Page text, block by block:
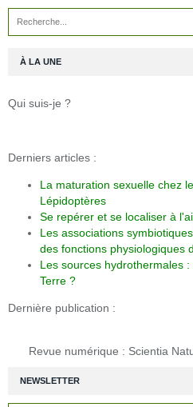
NEWSLETTER
À LA UNE
Qui suis-je ?
Derniers articles :
La maturation sexuelle chez
Lépidoptères
Se repérer et se localiser à
Les associations
des fonctions physiologiques
Les sources hydrothermales
Terre ?
Dernière publication :
Revue numérique : Scientia